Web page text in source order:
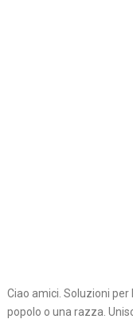
Ciao amici. Soluzioni
popolo o una razza.